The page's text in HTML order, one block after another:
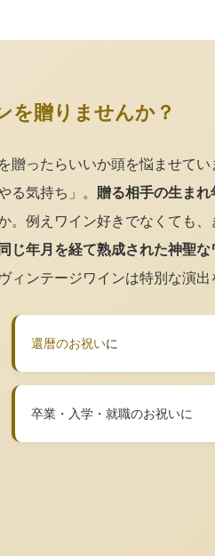
を贈りませんか？
贈ったらいいか頭を悩ませてい
る気持ち」。 贈る相手の生ま
。例えワイン好きでなくても、
じ年月を経て熟成された神聖な
ィンテージワインは特別な演出
還暦のお祝いに
卒業・入学・就職のお祝いに